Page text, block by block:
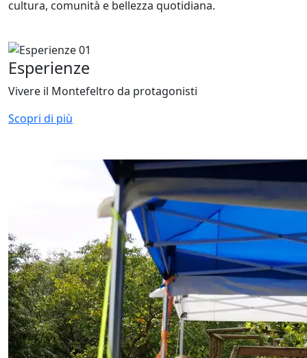
cultura, comunità e bellezza quotidiana.
Esperienze
Vivere il Montefeltro da protagonisti
Scopri di più